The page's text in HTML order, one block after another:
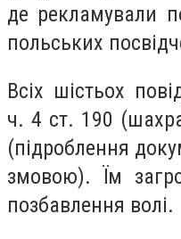
де рекламували
польських
Всіх шістьох
ч. 4 ст. 190
(підроблення
змовою). Їм
позбавлення волі.